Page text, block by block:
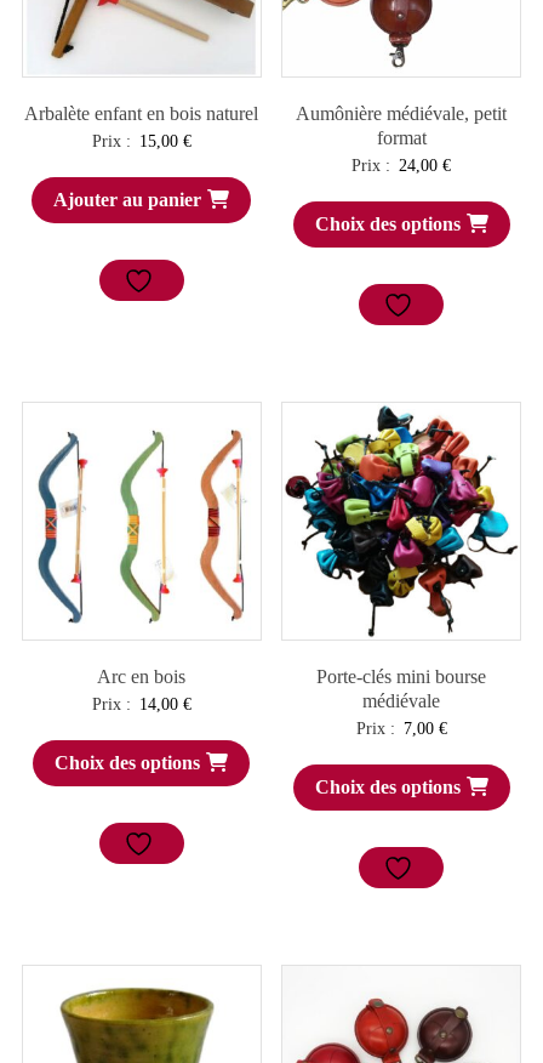
Arbalète enfant en bois naturel
Prix : 15,00 €
Ajouter au panier
Aumônière médiévale, petit
format
Prix : 24,00€
Choix des options
Arc en bois
Prix : 14,00 €
Choix des options
Porte-clés mini bourse
médiévale
Prix : 7,00 €
Choix des options